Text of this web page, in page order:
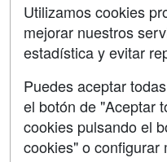
Copyleft
Grupo formazion:
Utilizamos cookies
mejorar nuestros
estadística y evitar
Puedes aceptar
el botón de "Aceptar
cookies pulsando el
cookies" o configurar